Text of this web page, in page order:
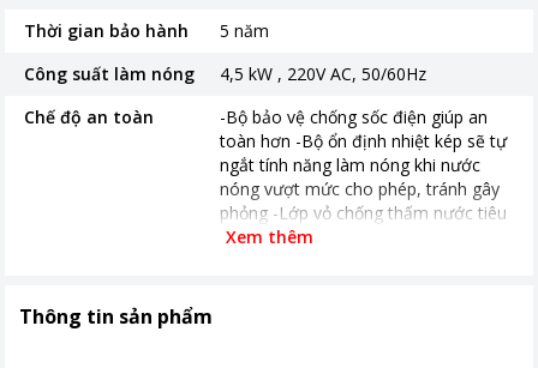
Thời gian bảo hành
5 năm
Công suất làm nóng
4,5 kW , 220V AC, 50/60Hz
Chế độ an toàn
-Bộ bảo vệ chống sốc điện giúp an
toàn hơn -Bộ ổn định nhiệt kép sẽ tự
ngắt tính năng làm nóng khi nước
nóng vượt mức cho phép, tránh gây
phỏng -Lớp vỏ chống thấm nước tiêu
chuẩn IP25 chống điện giật và chống
Xem thêm
Thông tin sản phẩm